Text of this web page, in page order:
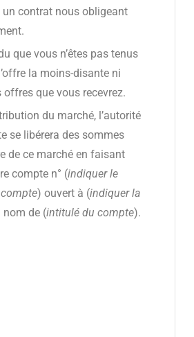
contrat nous obligeant
que vous n’êtes pas tenus
la moins-disante ni
offres que vous recevrez.
du marché, l’autorité
se libérera des sommes
de ce marché en faisant
compte n° (indiquer le
) ouvert à (indiquer la
nom de (intitulé du compte).